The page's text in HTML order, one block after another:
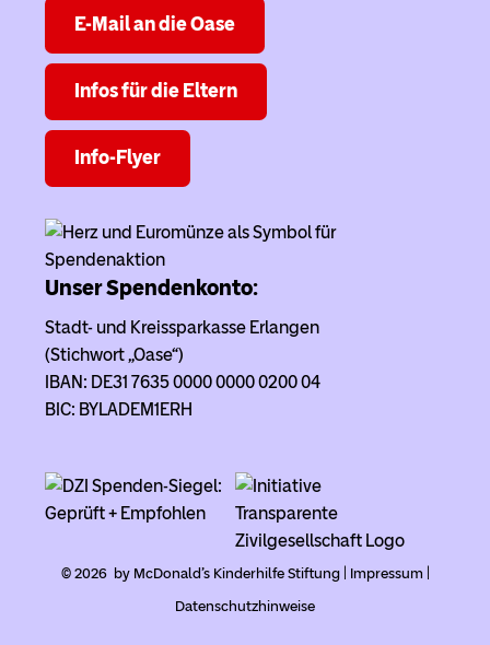
E-Mail an die Oase
Infos für die Eltern
Info-Flyer
Unser Spendenkonto:
Stadt- und Kreissparkasse Erlangen
(Stichwort „Oase“)
IBAN: DE31 7635 0000 0000 0200 04
BIC: BYLADEM1ERH
© 2026 by McDonald's Kinderhilfe Stiftung | Impressum
Datenschutzhinweise